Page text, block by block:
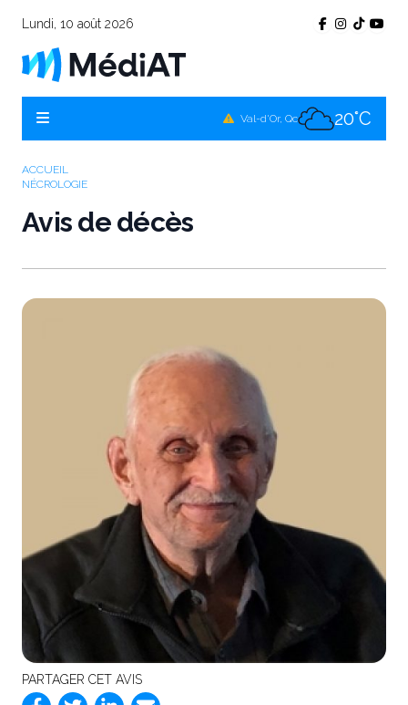
Lundi, 10 août 2026
Val-d'Or, Qc 20°C
ACCUEIL
NÉCROLOGIE
Avis de décès
PARTAGER CET AVIS